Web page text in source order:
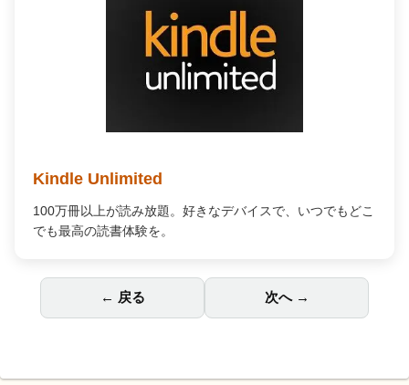
Amazon Music Unlimited
何百万もの曲が自由に聴ける。広告なし、オフライン再生
対応で、あなたの毎日を高音質の音楽で彩ります。
← 戻る 次へ →